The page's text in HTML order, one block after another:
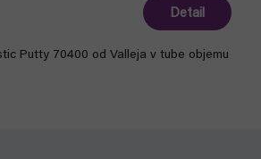
Detail
Putty 70400 od Valleja v tube objemu